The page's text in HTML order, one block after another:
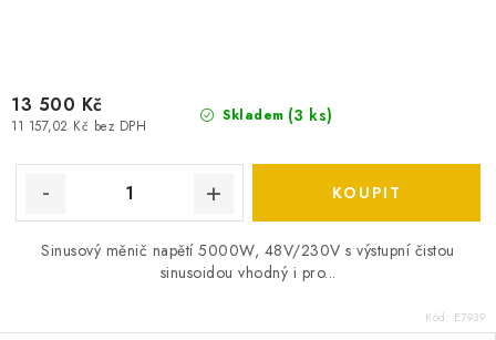
Skladem (3 ks)
11 157,02 Kč bez DPH
13 500 Kč
Sinusový měnič napětí 5000W, 48V/230V s výstupní čistou
sinusoidou vhodný i pro...
Kód: E7939